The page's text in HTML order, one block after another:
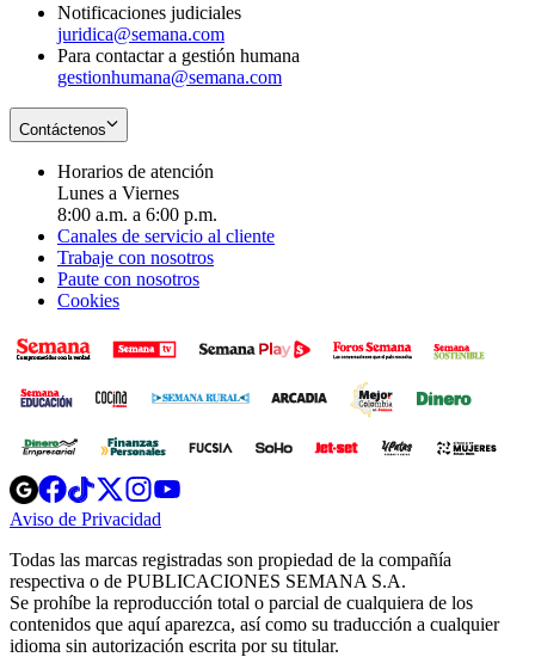
Notificaciones judiciales
juridica@semana.com
Para contactar a gestión humana
gestionhumana@semana.com
Contáctenos
Horarios de atención
Lunes a Viernes
8:00 a.m. a 6:00 p.m.
Canales de servicio al cliente
Trabaje con nosotros
Paute con nosotros
Cookies
Opens
in
new
Opens
in
new
Opens
in
new
window
Opens
new
windowwindow
Aviso de Privacidad
new
window
Todas las marcas registradas son propiedad de la compañía
respectiva o de PUBLICACIONES SEMANA S.A.
Se prohíbe la reproducción total o parcial de cualquiera de los
contenidos que aquí aparezca, así como su traducción a cualquier
idioma sin autorización escrita por su titular.